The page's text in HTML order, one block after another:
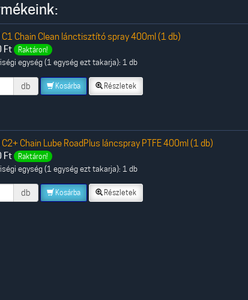
Chain Clean lánctisztító spray 400ml (1 db)
Ft Raktáron!
egység (1 egység ezt takarja): 1 db
db Kosárba Részletek
Chain Lube RoadPlus láncspray PTFE 400ml (1 db)
Ft Raktáron!
egység (1 egység ezt takarja): 1 db
db Kosárba Részletek